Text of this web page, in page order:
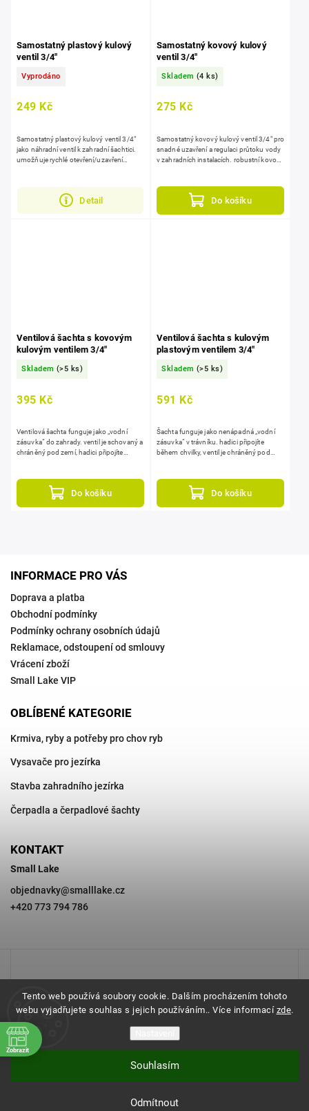
Tento web používá soubory cookie. Dalším procházením tohoto
webu vyjadřujete souhlas s jejich používáním.. Více informací zde.
Odmítnout
Souhlasím
Samostatný plastový kulový
ventil 3/4"
Vyprodáno
249 Kč
Detail
Samostatný plastový kulový ventil 3/4"
jako náhradní ventil k zahradní šachtici.
umožňuje rychlé otevření/uzavření
Samostatný kovový kulový
ventil 3/4"
Skladem (4 ks)
275 Kč
Do košíku
Samostatný kovový kulový ventil 3/4" pro
snadné uzavření a regulaci průtoku vody
v zahradních instalacích. robustní kovové
Ventilová šachta s kovovým
kulovým ventilem 3/4"
Skladem (>5 ks)
395 Kč
Do košíku
Ventilová šachta funguje jako „vodní
zásuvka“ do zahrady. ventil je schovaný a
chráněný pod zemí, hadici připojíte
Ventilová šachta s kulovým
plastovým ventilem 3/4"
Skladem (>5 ks)
591 Kč
Do košíku
Šachta funguje jako nenápadná „vodní
zásuvka“ v trávníku. hadici připojíte
během chvilky, ventil je chráněný pod
INFORMACE PRO VÁS
Doprava a platba
Obchodní podmínky
Podmínky ochrany osobních údajů
Reklamace, odstoupení od smlouvy
Vrácení zboží
Small Lake VIP
OBLÍBENÉ KATEGORIE
Krmiva, ryby a potřeby pro chov ryb
Vysavače pro jezírka
Stavba zahradního jezírka
Čerpadla a čerpadlové šachty
KONTAKT
Small Lake
objednavky@smalllake.cz
+420 773 794 786
SMALL LAKE
. Všechna práva vyhrazena.
Zobrazit